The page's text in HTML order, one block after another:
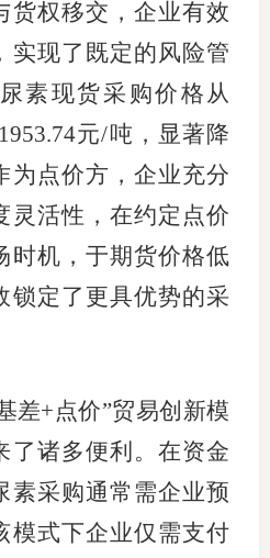
协会介
协会治
协会公
乡村振
货权移交，企业有效
实现了既定的风险管
素现货采购价格从
元/吨，显著降
为点价方，企业充分
灵活性，在约定点价
时机，于期货价格低
锁定了更具优势的采
+点价”贸易创新模
了诸多便利。在资金
素采购通常需企业预
模式下企业仅需支付